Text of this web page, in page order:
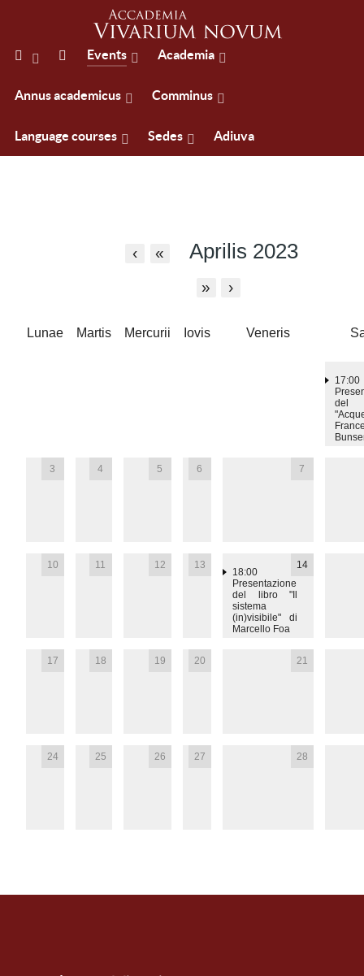
Events Academia
Annus academicus Comminus
Language courses Sedes Adiuva
‹ « Aprilis 2023
» ›
Lunae Martis Mercurii Iovis Veneris
17:00
del
3 4 5 6 7
10 11 12 13 14
18:00
Presentazione
del libro "Il
sistema
(in)visibile" di
Marcello Foa
17 18 19 20 21
24 25 26 27 28